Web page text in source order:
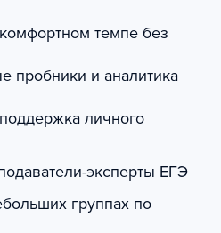
темпе без
пробники и аналитика
личного
эксперты ЕГЭ
группах по